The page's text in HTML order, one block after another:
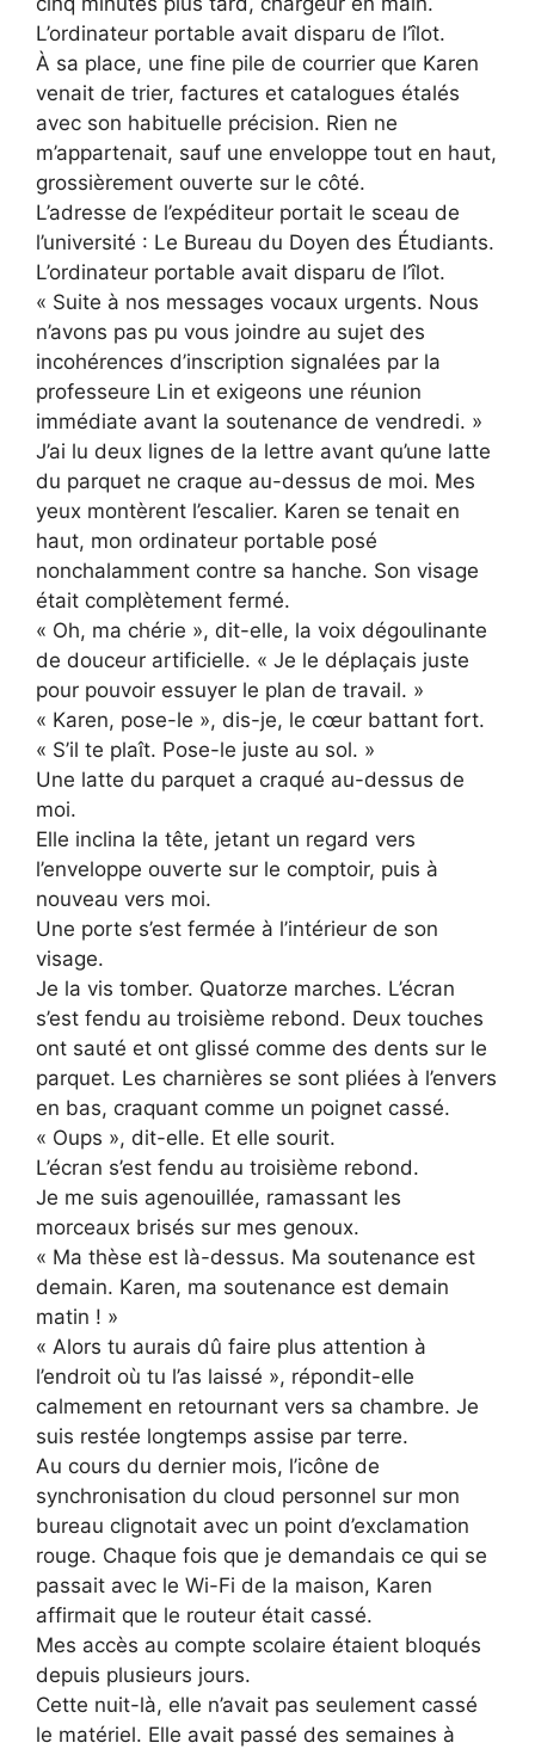
L’ordinateur portable avait disparu de l’îlot.
À sa place, une fine pile de courrier que Karen
venait de trier, factures et catalogues étalés
avec son habituelle précision. Rien ne
m’appartenait, sauf une enveloppe tout en haut,
grossièrement ouverte sur le côté.
L’adresse de l’expéditeur portait le sceau de
l’université : Le Bureau du Doyen des Étudiants.
L’ordinateur portable avait disparu de l’îlot.
« Suite à nos messages vocaux urgents. Nous
n’avons pas pu vous joindre au sujet des
incohérences d’inscription signalées par la
professeure Lin et exigeons une réunion
immédiate avant la soutenance de vendredi. »
J’ai lu deux lignes de la lettre avant qu’une latte
du parquet ne craque au-dessus de moi. Mes
yeux montèrent l’escalier. Karen se tenait en
haut, mon ordinateur portable posé
nonchalamment contre sa hanche. Son visage
était complètement fermé.
« Oh, ma chérie », dit-elle, la voix dégoulinante
de douceur artificielle. « Je le déplaçais juste
pour pouvoir essuyer le plan de travail. »
« Karen, pose-le », dis-je, le cœur battant fort.
« S’il te plaît. Pose-le juste au sol. »
Une latte du parquet a craqué au-dessus de
moi.
Elle inclina la tête, jetant un regard vers
l’enveloppe ouverte sur le comptoir, puis à
nouveau vers moi.
Une porte s’est fermée à l’intérieur de son
visage.
Je la vis tomber. Quatorze marches. L’écran
s’est fendu au troisième rebond. Deux touches
ont sauté et ont glissé comme des dents sur le
parquet. Les charnières se sont pliées à l’envers
en bas, craquant comme un poignet cassé.
« Oups », dit-elle. Et elle sourit.
L’écran s’est fendu au troisième rebond.
Je me suis agenouillée, ramassant les
morceaux brisés sur mes genoux.
« Ma thèse est là-dessus. Ma soutenance est
demain. Karen, ma soutenance est demain
matin ! »
« Alors tu aurais dû faire plus attention à
l’endroit où tu l’as laissé », répondit-elle
calmement en retournant vers sa chambre. Je
suis restée longtemps assise par terre.
Au cours du dernier mois, l’icône de
synchronisation du cloud personnel sur mon
bureau clignotait avec un point d’exclamation
rouge. Chaque fois que je demandais ce qui se
passait avec le Wi-Fi de la maison, Karen
affirmait que le routeur était cassé.
Mes accès au compte scolaire étaient bloqués
depuis plusieurs jours.
Cette nuit-là, elle n’avait pas seulement cassé
le matériel. Elle avait passé des semaines à